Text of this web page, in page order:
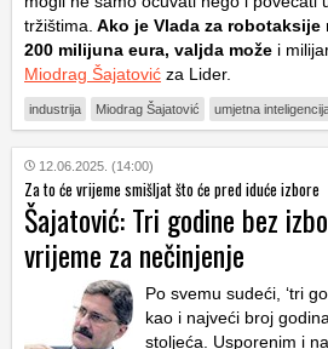
tržištima. Ako je Vlada za
200 milijuna eura, valjda može i
Miodrag Šajatović za Lider.
industrija Miodrag Šajatović umjetna
12.06.2025. (14:00)
Za to će vrijeme smišljat što će pred iduće izbore
Šajatović: Tri godine bez
vrijeme za nečinjenje
Po svemu sudeći, ‘tri
kao i najveći broj
stoljeća. Usporenim i